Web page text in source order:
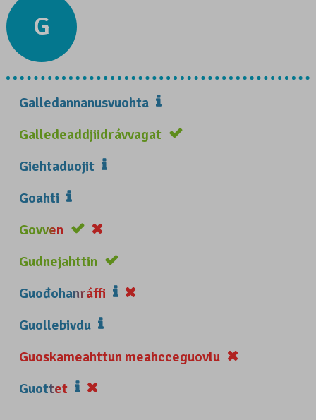
G
Galledannanusvuohta
Galledeaddjiidrávvagat
Giehtaduojit
Goahti
Govven
Gudnejahttin
Guođohanráffi
Guollebivdu
Guoskameahttun meahcceguovlu
Guottet